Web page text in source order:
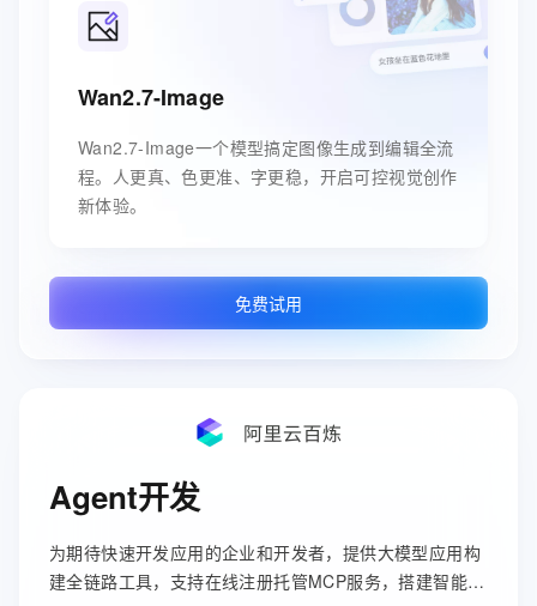
Wan2.7-Image
Wan2.7-Image一个模型搞定图像生成到编辑全流
程。人更真、色更准、字更稳，开启可控视觉创作
新体验。
免费试用
Agent开发
为期待快速开发应用的企业和开发者，提供大模型应用构
建全链路工具，支持在线注册托管MCP服务，搭建智能